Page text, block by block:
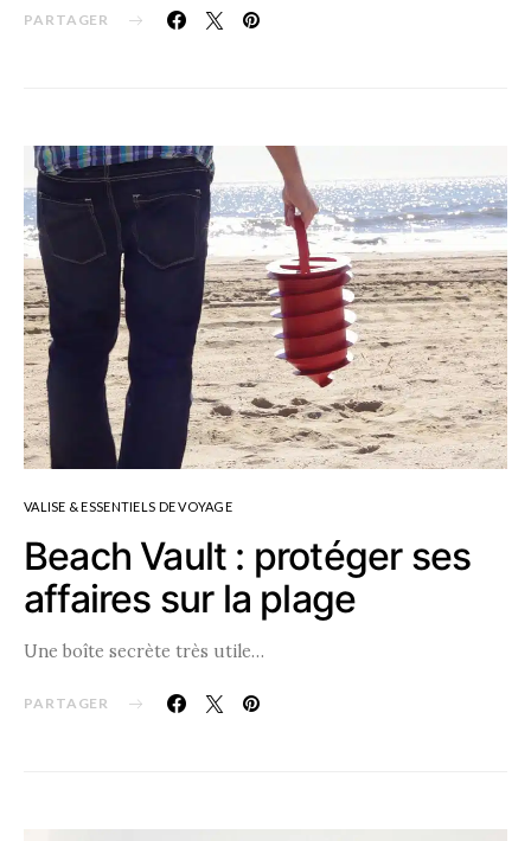
PARTAGER
VALISE & ESSENTIELS DE VOYAGE
Beach Vault : protéger ses
affaires sur la plage
Une boîte secrète très utile…
PARTAGER